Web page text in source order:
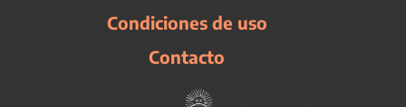
Condiciones de uso
Contacto